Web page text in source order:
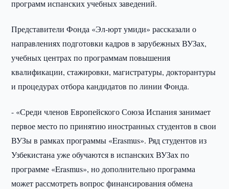
программ испанских учебных заведений.
Представители Фонда «Эл-юрт умиди» рассказали о
направлениях подготовки кадров в зарубежных ВУЗах,
учебных центрах по программам повышения
квалификации, стажировки, магистратуры, докторантуры
и процедурах отбора кандидатов по линии Фонда.
- «Среди членов Европейского Союза Испания занимает
первое место по принятию иностранных студентов в свои
ВУЗы в рамках программы «Erasmus». Ряд студентов из
Узбекистана уже обучаются в испанских ВУЗах по
программе «Erasmus», но дополнительно программа
может рассмотреть вопрос финансирования обмена